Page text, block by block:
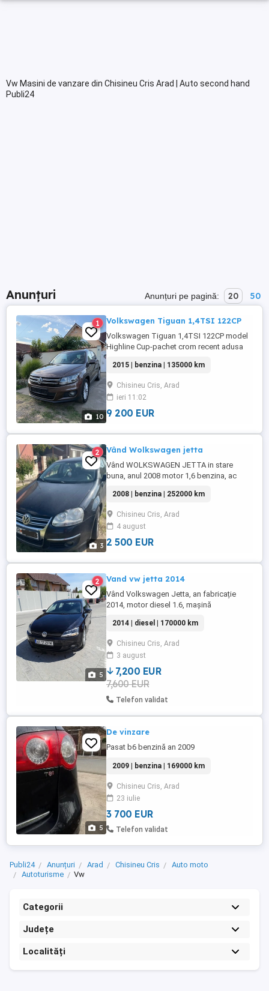
Vw Masini de vanzare din Chisineu Cris Arad | Auto second hand
Publi24
Anunțuri Anunțuri pe pagină: 20 50
10
1 Volkswagen Tiguan 1,4TSI 122CP
Volkswagen Tiguan 1,4TSI 122CP model
Highline Cup-pachet crom recent adusa
138000km,carte service la zi(05
2026ultimul service),TUV valabil Dublu
climatronic comenzi volan incalzire
scaune senzori fata+spate 12 airbaguri 2
chei oglinzi electrice jenti aluminiu ...
2015 | benzina | 135000 km
Chisineu Cris, Arad
ieri 11:02
9 200 EUR
3
2 Vând Wolkswagen jetta
Vând WOLKSWAGEN JETTA in stare
buna, anul 2008 motor 1,6 benzina, ac
parcare spate, 2 chei, un singur proprietar,
ofer fiscal pe loc . Mai multe informații la
nr de telefon .
2008 | benzina | 252000 km
Chisineu Cris, Arad
4 august
2 500 EUR
5
2 Vand vw jetta 2014
Vând Volkswagen Jetta, an fabricație
2014, motor diesel 1.6, mașină
funcționare și estetică. Combustibil:
Diesel Motor: 1600 cm An: 2014 Acte la zi
Mașina merge foarte bine Îngrijită și
întreținută
2014 | diesel | 170000 km
Chisineu Cris, Arad
3 august
7,200 EUR
7,600 EUR
Telefon validat
5
De vinzare
Pasat b6 benzină an 2009
2009 | benzina | 169000 km
Chisineu Cris, Arad
23 iulie
3 700 EUR
Telefon validat
Publi24 Anunțuri Arad Chisineu Cris
Auto moto
Autoturisme
Vw
Categorii
Județe
Localități